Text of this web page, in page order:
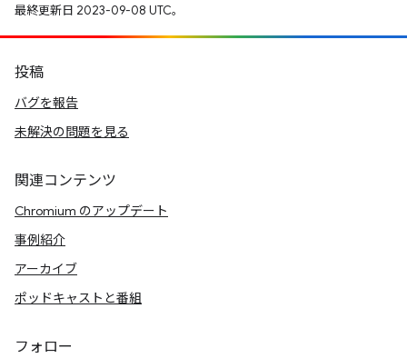
最終更新日 2023-09-08 UTC。
投稿
バグを報告
未解決の問題を見る
関連コンテンツ
Chromium のアップデート
事例紹介
アーカイブ
ポッドキャストと番組
フォロー